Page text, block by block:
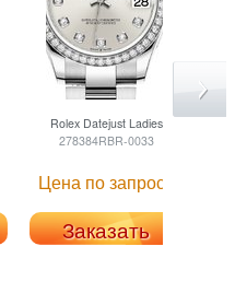
RolexDatejust Ladies
278384RBR-0033
Цена по запросу
Заказать